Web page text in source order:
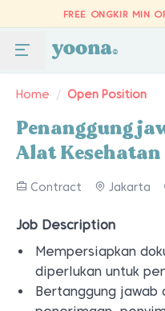
FREE ONGKIR MIN
Home / Open Position
Penanggung
Alat Kesehatan
Contract Jakarta
Job Description
Mempersiapkan
diperlukan untuk
Bertanggung jawab